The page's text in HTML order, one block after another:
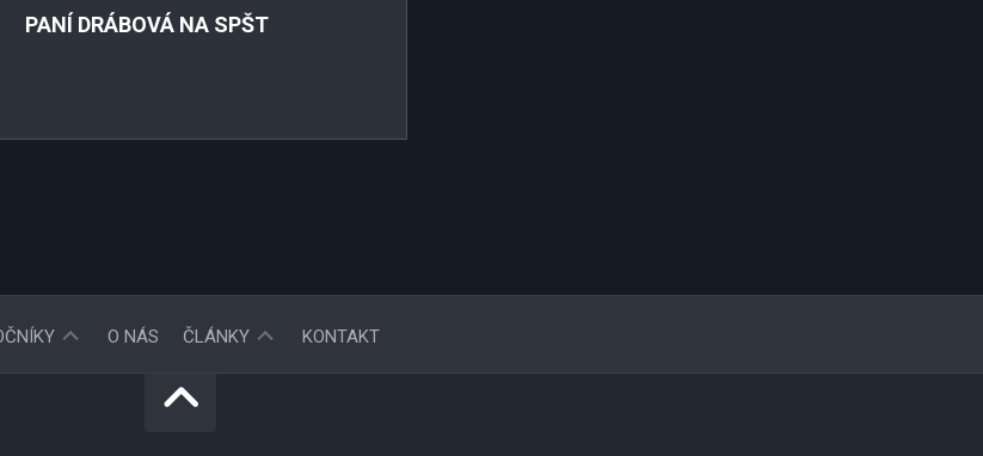
PANÍ DRÁBOVÁ NA SPŠT
O NÁS ČLÁNKY KONTAKT